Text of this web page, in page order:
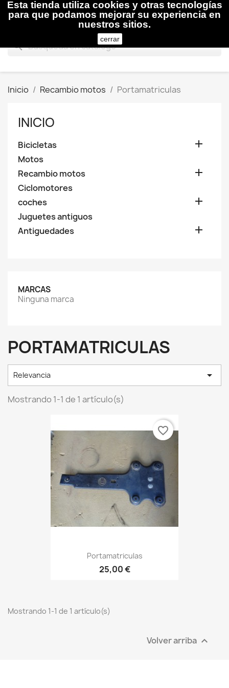

search
Inicio Recambio motos Portamatriculas
INICIO
Bicicletas 
Motos
Recambio motos

Ciclomotores
coches

Juguetes antiguos
Antiguedades

MARCAS
Ninguna marca
PORTAMATRICULAS
Relevancia 
Mostrando 1-1 de 1 artículo(s)
Portamatriculas
25,00 €
favorite_border
Mostrando 1-1 de 1 artículo(s)
Volver arriba 
Esta tienda utiliza cookies y otras tecnologías
para que podamos mejorar su experiencia en
nuestros sitios.
cerrar